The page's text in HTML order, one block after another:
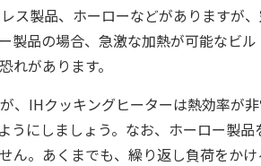
ス製品、ホーローなどがありますが
製品の場合、急激な加熱が可能なビ
があります。
、IHクッキングヒーターは熱効率が
うにしましょう。なお、ホーロー製
。あくまでも、繰り返し負荷をか